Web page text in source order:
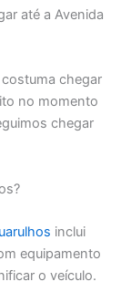
até a Avenida
costuma chegar
no momento
chegar
inclui
equipamento
o veículo.